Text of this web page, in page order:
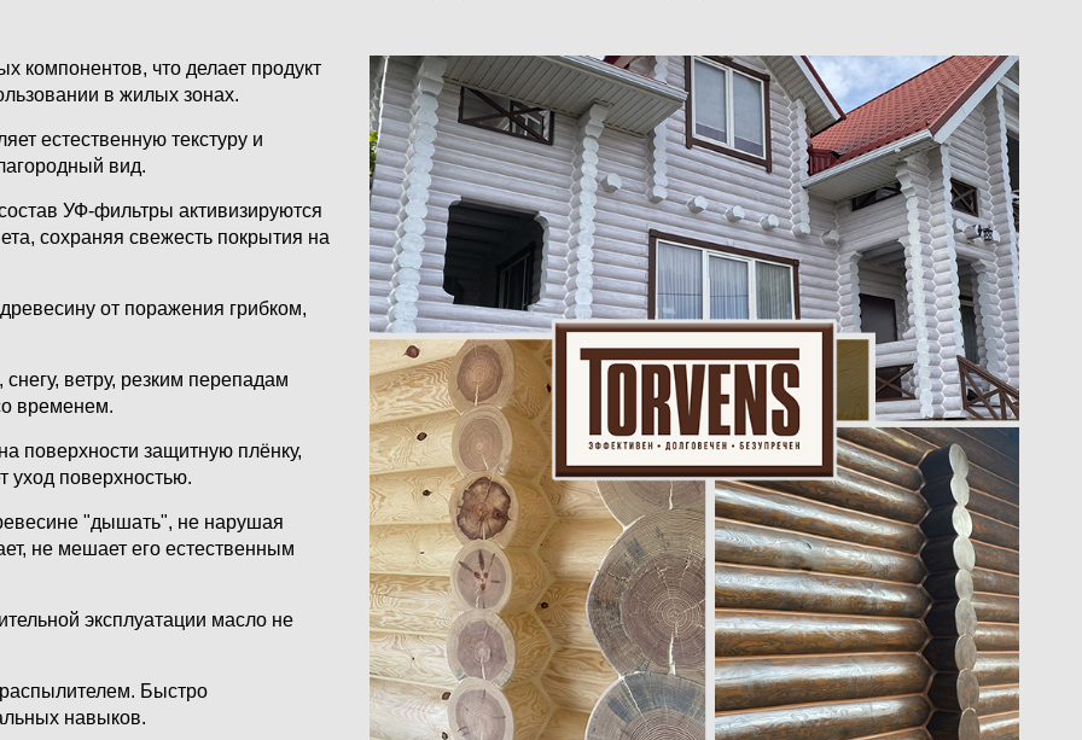
компонентов, что делает продукт
в жилых зонах.
естественную текстуру и
вид.
УФ-фильтры активизируются
сохраняя свежесть покрытия на
от поражения грибком,
ветру, резким перепадам
временем.
поверхности защитную плёнку,
уход поверхностью.
"дышать", не нарушая
не мешает его естественным
эксплуатации масло не
Быстро
навыков.